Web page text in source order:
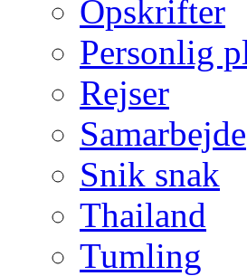
Opskrifter
Personlig
Rejser
Samarbejde
Snik snak
Thailand
Tumling